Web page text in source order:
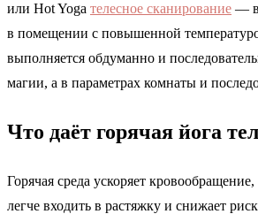
или Hot Yoga телесное сканирование —
в помещении с повышенной
выполняется обдуманно и
магии, а в параметрах комнаты и
Что даёт горячая йога
Горячая среда ускоряет
легче входить в растяжку и снижает